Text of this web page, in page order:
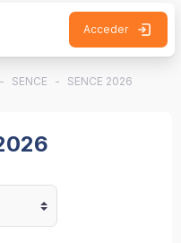
Acceder
SENCE SENCE 2026